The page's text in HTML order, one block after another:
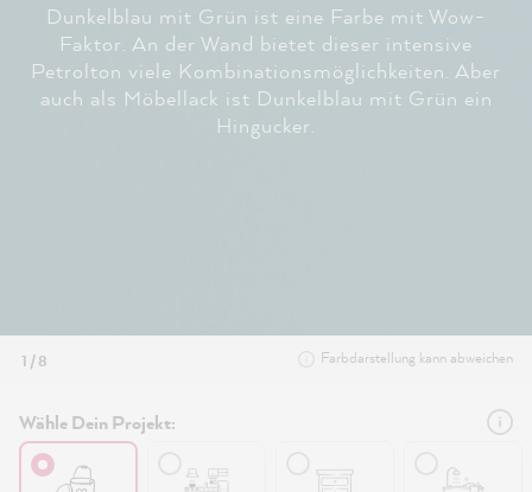
Dunkelblau mit Grün ist eine Farbe mit Wow-
Faktor. An der Wand bietet dieser intensive
Petrolton viele Kombinationsmöglichkeiten. Aber
auch als Möbellack ist Dunkelblau mit Grün ein
Hingucker.
1 / 8 Farbdarstellung kann abweichen
Wähle Dein Projekt: